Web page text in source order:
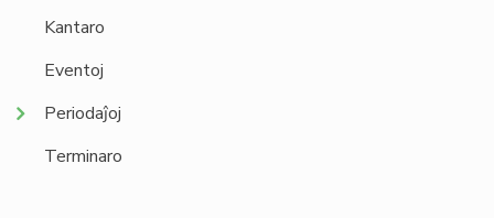
Kantaro
Eventoj
Periodaĵoj
Terminaro